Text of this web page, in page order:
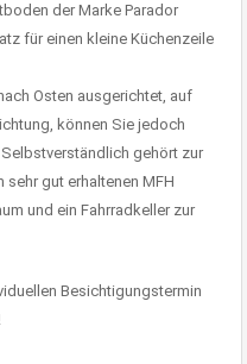
der Marke Parador
für einen kleine Küchenzeile
Osten ausgerichtet, auf
können Sie jedoch
gehört zur
sehr gut erhaltenen MFH
und ein Fahrradkeller zur
Besichtigungstermin